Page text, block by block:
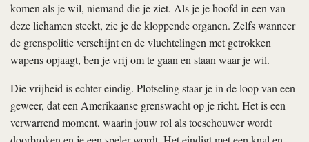
komen als je wil, niemand die je ziet. Als je je hoofd in een van
deze lichamen steekt, zie je de kloppende organen. Zelfs wanneer
de grenspolitie verschijnt en de vluchtelingen met getrokken
wapens opjaagt, ben je vrij om te gaan en staan waar je wil.
Die vrijheid is echter eindig. Plotseling staar je in de loop van een
geweer, dat een Amerikaanse grenswacht op je richt. Het is een
verwarrend moment, waarin jouw rol als toeschouwer wordt